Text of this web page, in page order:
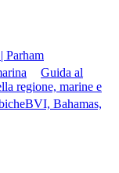
Parham
Guida al
regione, marine e
BVI, Bahamas,